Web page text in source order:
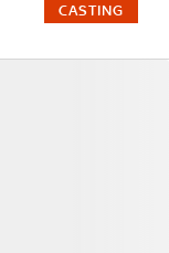
FACTOR
CASTING